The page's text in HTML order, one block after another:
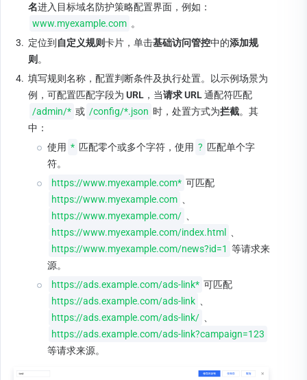
名进入目标域名防护策略配置界面，例如：
www.myexample.com 。
3. 定位到 自定义规则卡片，单击基础访问管控中的添加规
则 。
4. 填写规则名称，配置判断条件及执行处置。以示例场景为
例，可配置匹配字段为 URL ，当请求 URL通配符匹配
/admin/* 或 /config/*.json 时，处置方式为拦截。其
中：
使用 * 匹配零个或多个字符，使用 ? 匹配单个字
符。
https://www.myexample.com* 可匹配
https://www.myexample.com
https://www.myexample.com/
https://www.myexample.com/index.html
https://www.myexample.com/news?id=1 等请求来
源。
https://ads.example.com/ads-link* 可匹配
https://ads.example.com/ads-link
https://ads.example.com/ads-link/
https://ads.example.com/ads-link?campaign=123
等请求来源。